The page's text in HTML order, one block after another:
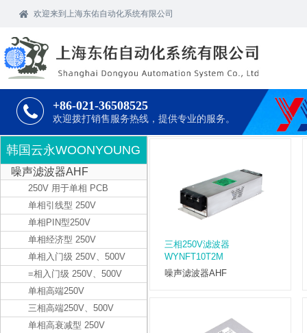
欢迎来到上海东佑自动化系统有限公司
+86-021-36508525
欢迎拨打销售服务热线，提供专业的服务。
韩国云永WOONYOUNG
噪声滤波器AHF
250V 用于单相 PCB
单相引线型 250V
单相PIN型250V
单相经济型 250V
单相入门级 250V、500V
=相入门级 250V、500V
单相高端250V
三相高端250V、500V
单相高衰减型 250V
三相250V滤波器
WYNFT10T2M
噪声滤波器AHF